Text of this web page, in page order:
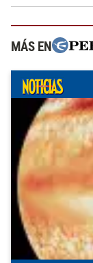
MÁS EN